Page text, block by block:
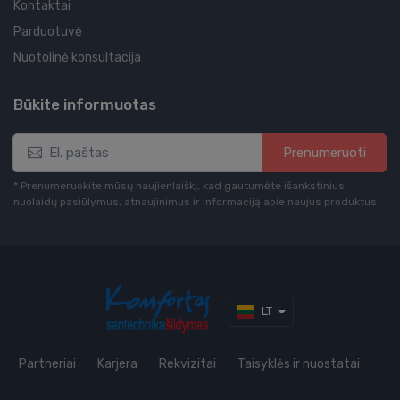
Kontaktai
Parduotuvė
Nuotolinė konsultacija
Būkite informuotas
Prenumeruoti
* Prenumeruokite mūsų naujienlaiškį, kad gautumėte išankstinius
nuolaidų pasiūlymus, atnaujinimus ir informaciją apie naujus produktus
LT
Partneriai Karjera Rekvizitai Taisyklės ir nuostatai